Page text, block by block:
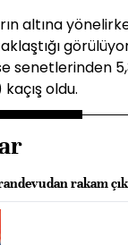
altına
senetlerinden
oldu.
rakam